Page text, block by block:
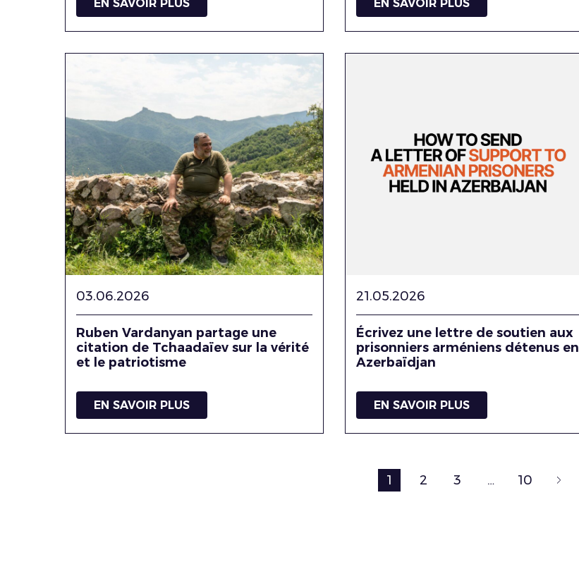
EN SAVOIR PLUS EN SAVOIR PLUS
03.06.2026
Ruben Vardanyan partage une
citation de Tchaadaïev sur la vérité
et le patriotisme
EN SAVOIR PLUS
21.05.2026
Écrivez une lettre de soutien aux
prisonniers arméniens détenus en
Azerbaïdjan
EN SAVOIR PLUS
1 2 3 … 10